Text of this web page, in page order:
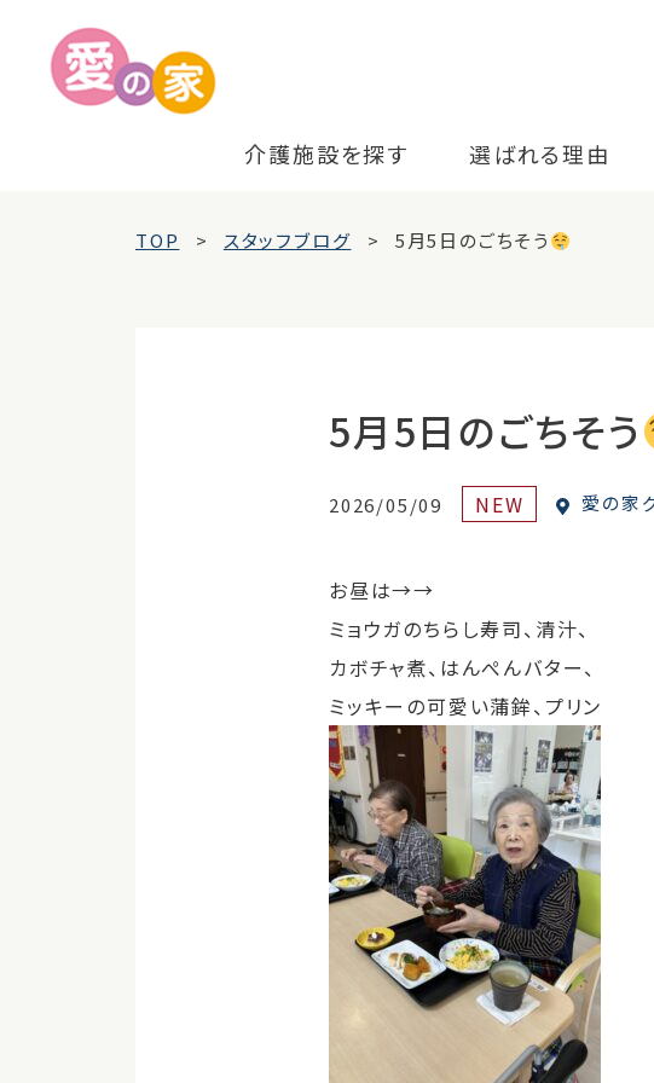
介護施設を探す 選ばれる理由
TOP スタッフブログ 5月5日のごちそう
5月5日のごちそう
2026/05/09 NEW 愛の家
お昼は→→
ミョウガのちらし寿司、清汁、
カボチャ煮、はんぺんバター、
ミッキーの可愛い蒲鉾、プリン